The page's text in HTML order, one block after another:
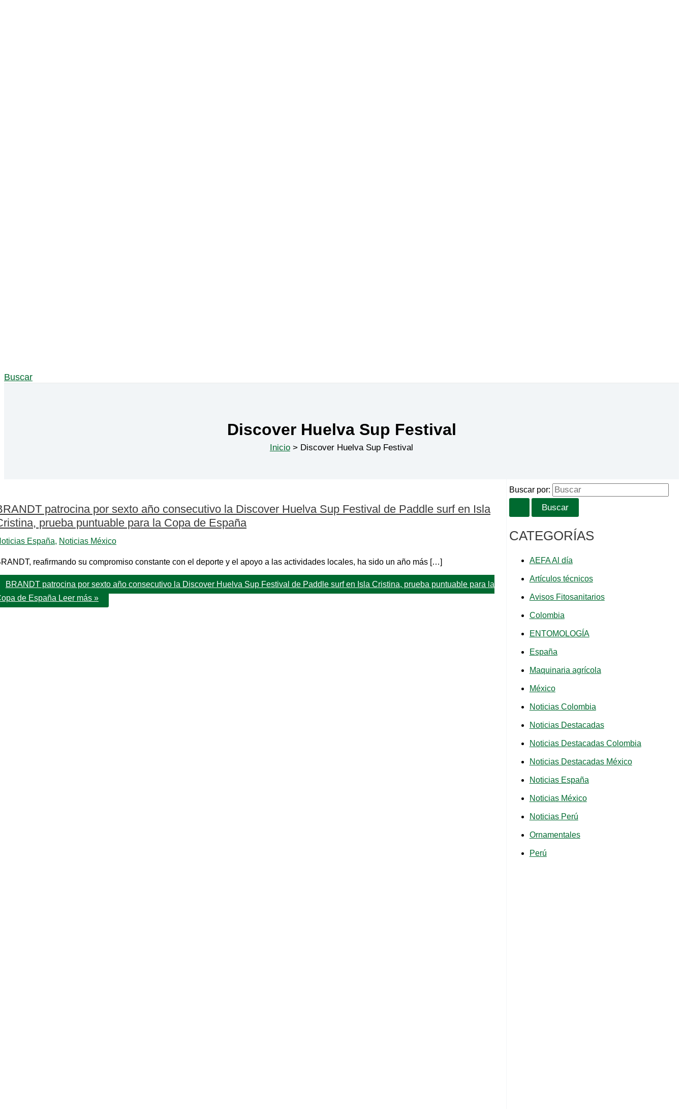
Buscar
Discover Huelva Sup Festival
Inicio Discover Huelva Sup Festival
patrocina por sexto año consecutivo la Discover Huelva Sup Festival de Paddle surf en Isla
prueba puntuable para la Copa de España
España, Noticias México
reafirmando su compromiso constante con el deporte y el apoyo a las actividades locales, ha sido un año más […]
BRANDT patrocina por sexto año consecutivo la Discover Huelva Sup Festival de Paddle surf en Isla Cristina, prueba puntuable para la
de España Leer más »
Buscar por:
CATEGORÍAS
AEFA Al día
Artículos técnicos
Avisos Fitosanitarios
Colombia
ENTOMOLOGÍA
España
Maquinaria agrícola
México
Noticias Colombia
Noticias Destacadas
Noticias Destacadas Colombia
Noticias Destacadas México
Noticias España
Noticias México
Noticias Perú
Ornamentales
Perú